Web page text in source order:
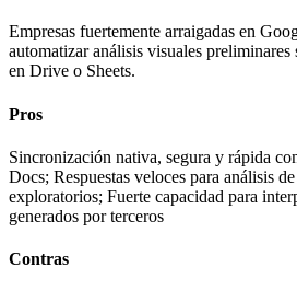
Empresas fuertemente arraigadas en
automatizar análisis visuales preliminares
en Drive o Sheets.
Pros
Sincronización nativa, segura y rápida
Docs; Respuestas veloces para análisis
exploratorios; Fuerte capacidad para
generados por terceros
Contras